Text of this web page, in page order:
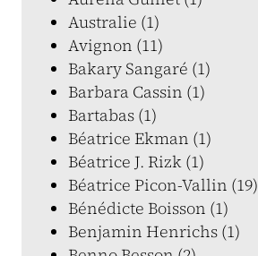
Australie (1)
Avignon (11)
Bakary Sangaré (1)
Barbara Cassin (1)
Bartabas (1)
Béatrice Ekman (1)
Béatrice J. Rizk (1)
Béatrice Picon-Vallin (19)
Bénédicte Boisson (1)
Benjamin Henrichs (1)